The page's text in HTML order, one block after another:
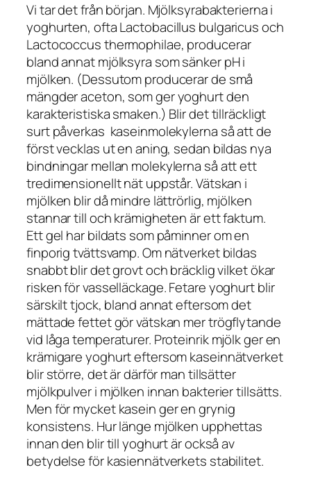
Vi tar det från början. Mjölksyrabakterierna i
yoghurten, oftaLactobacillus bulgaricusoch
Lactococcus thermophilae, producerar
bland annat mjölksyra som sänker pH i
mjölken. (Dessutom producerar de små
mängder aceton, som ger yoghurt den
karakteristiska smaken.) Blir det tillräckligt
surt påverkas kaseinmolekylerna så att de
först vecklas ut en aning, sedan bildas nya
bindningar mellan molekylerna så att ett
tredimensionellt nät uppstår. Vätskan i
mjölken blir då mindre lättrörlig, mjölken
stannar till och krämigheten är ett faktum.
Ett gel har bildats som påminner om en
finporig tvättsvamp. Om nätverket bildas
snabbt blir det grovt och bräcklig vilket ökar
risken för vasselläckage. Fetare yoghurt blir
särskilt tjock, bland annat eftersom det
mättade fettet gör vätskan mer trögflytande
vid låga temperaturer. Proteinrik mjölk ger en
krämigare yoghurt eftersom kaseinnätverket
blir större, det är därför man tillsätter
mjölkpulver i mjölken innan bakterier tillsätts.
Men för mycket kasein ger en grynig
konsistens. Hur länge mjölken upphettas
innan den blir till yoghurt är också av
betydelse för kasiennätverkets stabilitet.